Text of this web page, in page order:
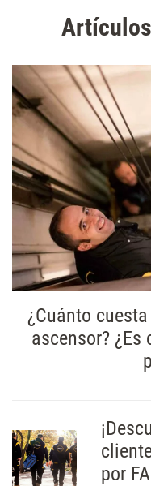
¿Cuánto
ascensor?
por